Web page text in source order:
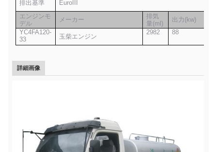
排出基準
EuroIII
エンジンモ
デル
メーカー
排気
量(ml)
出力(kw)
YC4FA120-
33
玉柴エンジン
2982 88
詳細画像